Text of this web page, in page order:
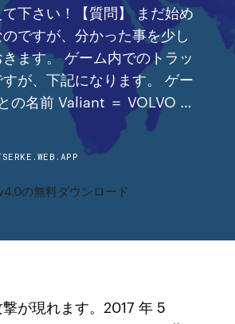
て下さい！【質問】 まだ始め
ですが、分かった事を少し
ます。 ゲーム内でのトラッ
が、下記になります。 ゲー
の名前 Valiant ＝ VOLVO …
の無料ダウンロード
が現れます。2017 年 5